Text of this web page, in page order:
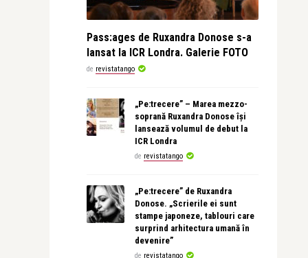
Pass:ages de Ruxandra Donose s-a
lansat la ICR Londra. Galerie FOTO
de revistatango
„Pe:trecere” – Marea mezzo-
soprană Ruxandra Donose își
lansează volumul de debut la
ICR Londra
de revistatango
„Pe:trecere” de Ruxandra
Donose. „Scrierile ei sunt
stampe japoneze, tablouri care
surprind arhitectura umană în
devenire”
de revistatango